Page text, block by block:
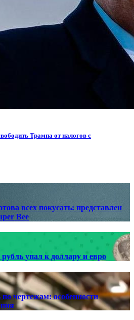
Трампа от налогов с
всех покусать: представлен
Bee
упал к доллару и евро
чертежам: особенности